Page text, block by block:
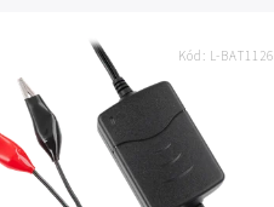
Kód: L-BAT1126